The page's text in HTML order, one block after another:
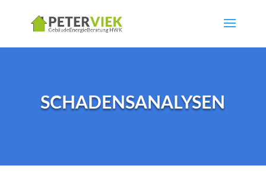
SCHADENSANALYSEN